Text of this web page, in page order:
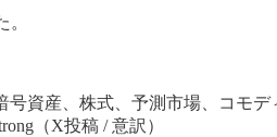
。
号資産、株式、予測市場、コ
（X投稿 / 意訳）